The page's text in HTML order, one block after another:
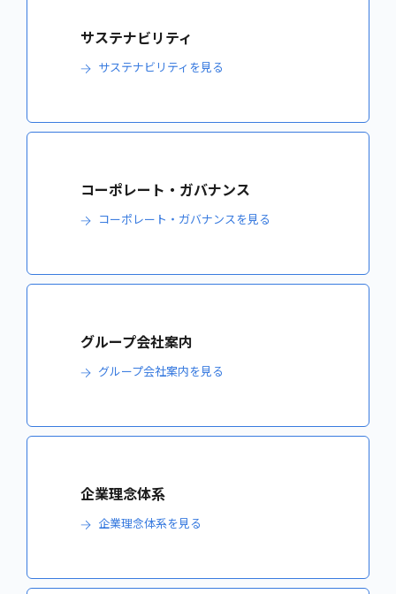
サステナビリティ
サステナビリティを見る
コーポレート・ガバナンス
コーポレート・ガバナンスを見る
グループ会社案内
グループ会社案内を見る
企業理念体系
企業理念体系を見る